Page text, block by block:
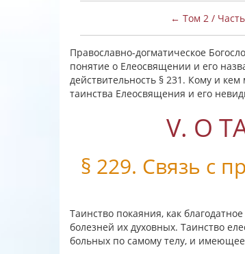
← Том 2 /
Православно-догматическое
понятие о Елеосвящении и его
действительность § 231. Кому и
таинства Елеосвящения и его
V. О
§ 229. Связь с
Таинство покаяния, как
болезней их духовных. Таинство
больных по самому телу, и